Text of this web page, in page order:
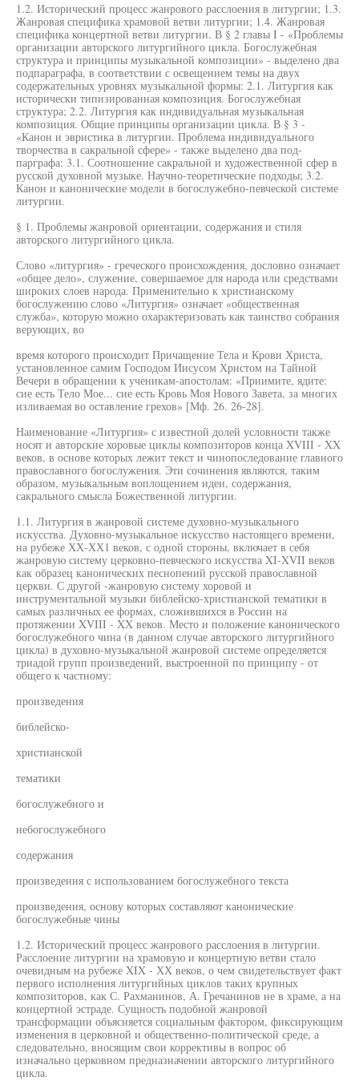
1.2. Исторический процесс жанрового расслоения в литургии; 1.3.
Жанровая специфика храмовой ветви литургии; 1.4. Жанровая
специфика концертной ветви литургии. В § 2 главы I - «Проблемы
организации авторского литургийного цикла. Богослужебная
структура и принципы музыкальной композиции» - выделено два
подпараграфа, в соответствии с освещением темы на двух
содержательных уровнях музыкальной формы: 2.1. Литургия как
исторически типизированная композиция. Богослужебная
структура; 2.2. Литургия как индивидуальная музыкальная
композиция. Общие принципы организации цикла. В § 3 -
«Канон и эвристика в литургии. Проблема индивидуального
творчества в сакральной сфере» - также выделено два под-
парграфа: 3.1. Соотношение сакральной и художественной сфер в
русской духовной музыке. Научно-теоретические подходы; 3.2.
Канон и канонические модели в богослужебно-певческой системе
литургии.
§ 1. Проблемы жанровой ориентации, содержания и стиля
авторского литургийного цикла.
Слово «литургия» - греческого происхождения, дословно означает
«общее дело», служение, совершаемое для народа или средствами
широких слоев народа. Применительно к христианскому
богослужению слово «Литургия» означает «общественная
служба», которую можно охарактеризовать как таинство собрания
верующих, во
время которого происходит Причащение Тела и Крови Христа,
установленное самим Господом Иисусом Христом на Тайной
Вечери в обращении к ученикам-апостолам: «Приимите, ядите:
сие есть Тело Мое... сие есть Кровь Моя Нового Завета, за многих
изливаемая во оставление грехов» [Мф. 26. 26-28].
Наименование «Литургия» с известной долей условности также
носят и авторские хоровые циклы композиторов конца XVIII - XX
веков, в основе которых лежит текст и чинопоследование главного
православного богослужения. Эти сочинения являются, таким
образом, музыкальным воплощением идеи, содержания,
сакрального смысла Божественной литургии.
1.1. Литургия в жанровой системе духовно-музыкального
искусства. Духовно-музыкальное искусство настоящего времени,
на рубеже ХХ-ХХ1 веков, с одной стороны, включает в себя
жанровую систему церковно-певческого искусства XI-XVII веков
как образец канонических песнопений русской православной
церкви. С другой -жанровую систему хоровой и
инструментальной музыки библейско-христианской тематики в
самых различных ее формах, сложившихся в России на
протяжении XVIII - XX веков. Место и положение канонического
богослужебного чина (в данном случае авторского литургийного
цикла) в духовно-музыкальной жанровой системе определяется
триадой групп произведений, выстроенной по принципу - от
общего к частному:
произведения
библейско-
христианской
тематики
богослужебного и
небогослужебного
содержания
произведения с использованием богослужебного текста
произведения, основу которых составляют канонические
богослужебные чины
1.2. Исторический процесс жанрового расслоения в литургии.
Расслоение литургии на храмовую и концертную ветви стало
очевидным на рубеже XIX - ХХ веков, о чем свидетельствует факт
первого исполнения литургийных циклов таких крупных
композиторов, как С. Рахманинов, А. Гречанинов не в храме, а на
концертной эстраде. Сущность подобной жанровой
трансформации объясняется социальным фактором, фиксирующим
изменения в церковной и общественно-политической среде, а
следовательно, вносящим свои коррективы в вопрос об
изначально церковном предназначении авторского литургийного
цикла.